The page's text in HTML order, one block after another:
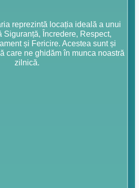
reprezintă locația ideală a unui
Siguranță, Încredere, Respect,
și Fericire. Acestea sunt și
care ne ghidăm în munca noastră
zilnică.